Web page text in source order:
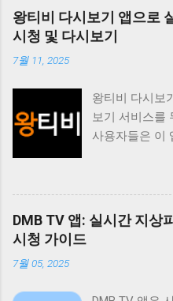
로그램을 다시
고 싶은 채널을
한 앱입니다.
원하는 콘텐츠
양한 기능을
은 사용자가
그램을 언제
또한 즐겨찾기
이나 프로그램
적으로 업데이
왕티비 다시보기 앱으로
시청 및 다시보기
7월 11, 2025
왕티비 다시보
보기 서비스를
사용자들은 이
드라마 예능
츠를 제공하여
시키고 있습니
라는 점입니다.
DMB TV 앱: 실시간 지상
시청 가이드
7월 05, 2025